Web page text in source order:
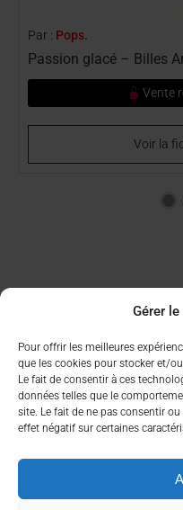
Gérer
Pour offrir les meilleures
que les cookies pour stocker et/
Le fait de consentir à ces
données telles que le
site. Le fait de ne pas consentir
effet négatif sur certaines
Par : Pops.
Passion glacé – Billes
Vente
Voir la
Aide & Infos
Condition générales de vente
FAQ
RGPD/Cookies